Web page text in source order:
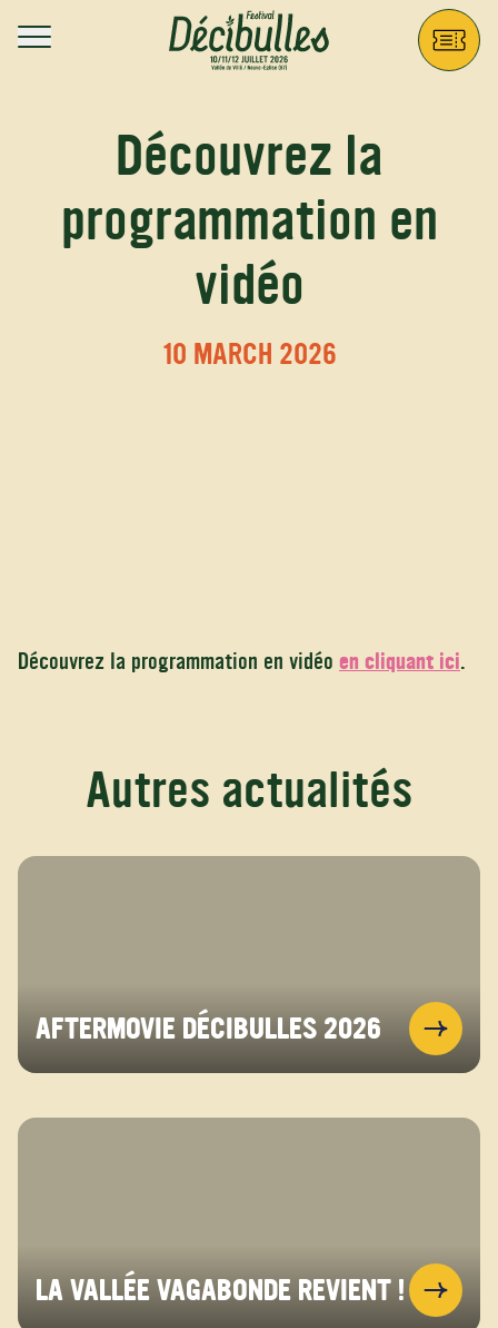
Aller au contenu principal
Découvrez la
programmation en
vidéo
10 MARCH 2026
Découvrez la programmation en vidéo en cliquant ici.
Autres actualités
AFTERMOVIE DÉCIBULLES 2026
LA VALLÉE VAGABONDE REVIENT !